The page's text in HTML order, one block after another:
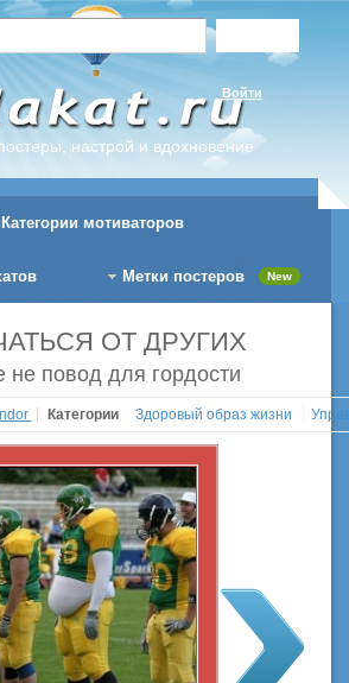
настрой и вдохновение
Войти
Категории мотиваторов
Метки постеров New
ОТ ДРУГИХ
не повод для гордости
Категории Здоровый образ жизни